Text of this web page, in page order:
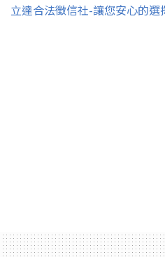
立達合法徵信社-讓您安心的選